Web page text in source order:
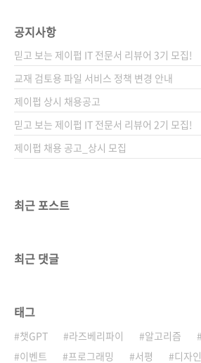
구성한 책이라고 보시면 되..
(soft cover)정 가 30,000원ISBN 979-11-
/ 아두이노 / 아트멜 스튜디오 / ATmega / 분야
하드웨어 / 마이크로컨트롤러관련 사이트■ 저
자 운영 카페■ 필요 부품 구매처 관련 포스트■
2015/07/20 - [출간전 책소식] - 아두이노 우노
의 심장, A..
공지사항
믿고 보는 제이펍 IT 전문서 리뷰어 3기 모집!
교재 검토용 파일 서비스 정책 변경 안내
제이펍 상시 채용공고
믿고 보는 제이펍 IT 전문서 리뷰어 2기 모집!
제이펍 채용 공고_상시 모집
최근 포스트
최근 댓글
태그
챗GPT 라즈베리파이 알고리즘
이벤트
프로그래밍 서평 디자인